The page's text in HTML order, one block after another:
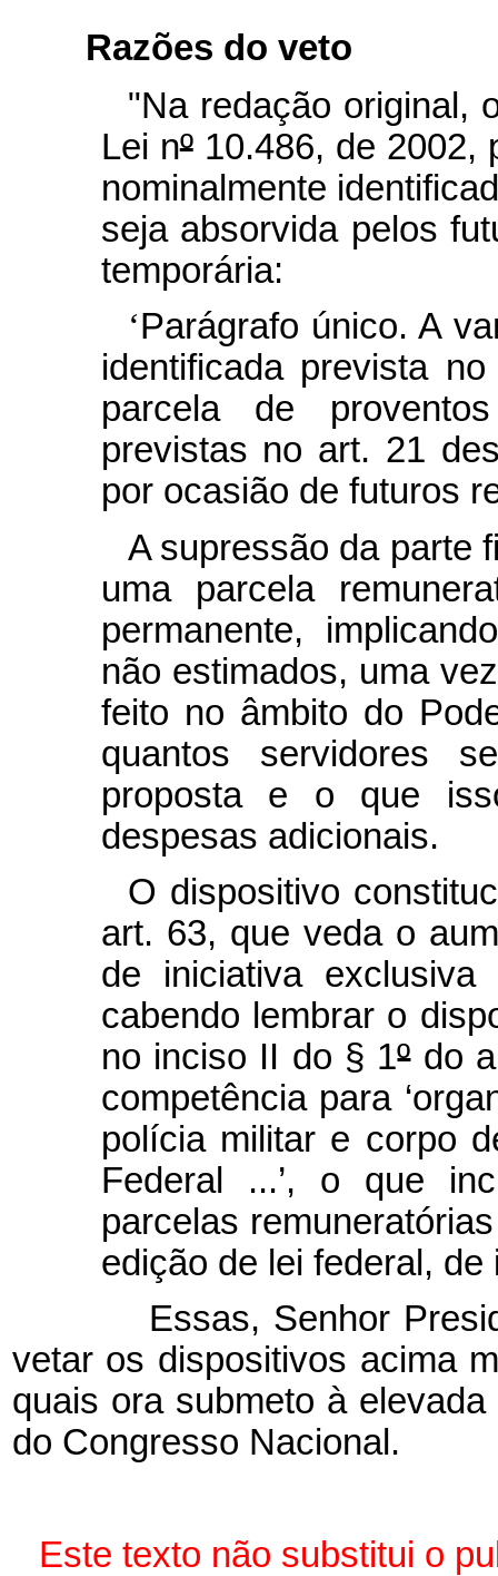
Razões do veto
"Na redação original,
Lei nº10.486, de 2002,
nominalmente
seja absorvida pelos
temporária:
‘Parágrafo único. A
identificada prevista
parcela de
previstas no art. 21
por ocasião de futuros
A supressão da parte
uma parcela
permanente,
não estimados, uma
feito no âmbito do
quantos servidores
proposta e o que
despesas adicionais.
O dispositivo
art. 63, que veda o
de iniciativa
cabendo lembrar o
no inciso II do § 1ºdo
competência para
polícia militar e corpo
Federal ...’, o que
parcelas
edição de lei federal,
Essas, Senhor
vetar os dispositivos acima
quais ora submeto à
do Congresso Nacional.
Este texto não substitui o